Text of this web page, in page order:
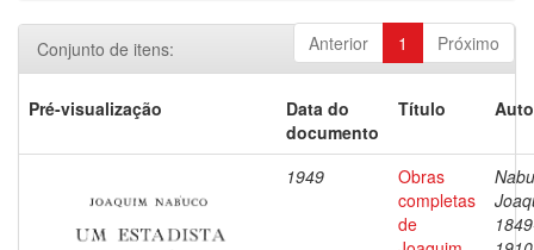
Anterior 1 Próximo
Conjunto de itens:
Pré-visualização
Data do
documento
Título
1949
Obras
completas
de